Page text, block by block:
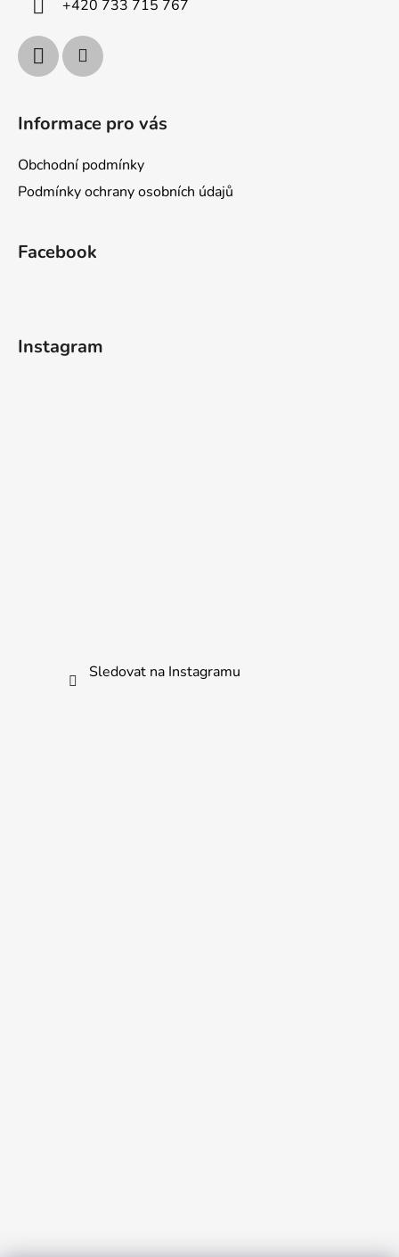
+420 733 715 767
Informace pro vás
Obchodní podmínky
Podmínky ochrany osobních údajů
Facebook
Instagram
Sledovat na Instagramu